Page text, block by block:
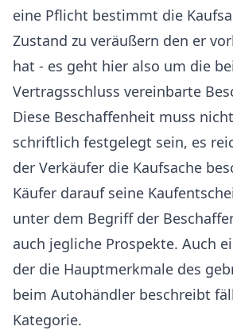
eine Pflicht bestimmt die
Zustand zu veräußern den er
hat - es geht hier also um die
Vertragsschluss vereinbarte
Diese Beschaffenheit muss
schriftlich festgelegt sein, es
der Verkäufer die Kaufsache
Käufer darauf seine
unter dem Begriff der
auch jegliche Prospekte. Auch
der die Hauptmerkmale des
beim Autohändler beschreibt
Kategorie.